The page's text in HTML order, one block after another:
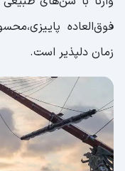
فوق‌العاده
زمان دلپذیر است.